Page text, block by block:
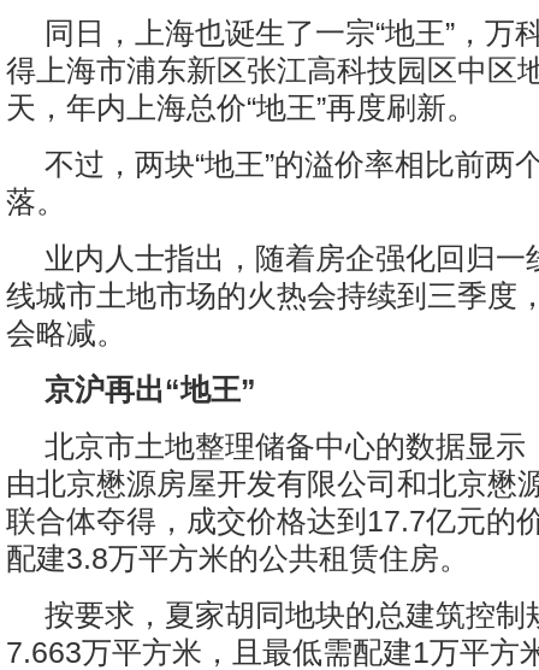
同日，上海也诞生了一宗“地王”，万
得上海市浦东新区张江高科技园区中区
天，年内上海总价“地王”再度刷新。
不过，两块“地王”的溢价率相比前两
落。
业内人士指出，随着房企强化回归一
线城市土地市场的火热会持续到三季度
会略减。
京沪再出“地王”
北京市土地整理储备中心的数据显示
由北京懋源房屋开发有限公司和北京懋
联合体夺得，成交价格达到17.7亿元的
配建3.8万平方米的公共租赁住房。
按要求，夏家胡同地块的总建筑控制
7.663万平方米，且最低需配建1万平方